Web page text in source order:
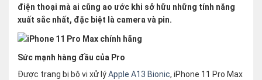
điện thoại mà ai cũng ao ước khi sở hữu những tính năng
xuất sắc nhất, đặc biệt là camera và pin.
Sức mạnh hàng đầu của Pro
Được trang bị bộ vi xử lýApple A13 Bionic, iPhone 11 Pro Max